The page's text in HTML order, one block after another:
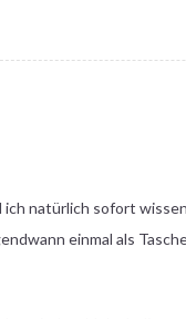
ich natürlich sofort
einmal als